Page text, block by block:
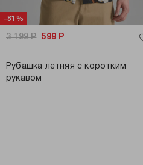
-81%
3 199Р 599 Р
Рубашка летняя с коротким
рукавом